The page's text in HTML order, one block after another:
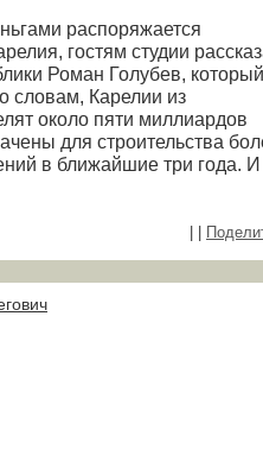
распоряжается
гостям студии
Роман Голубев, который
словам, Карелии из
около пяти миллиардов
для строительства
в ближайшие три года. И